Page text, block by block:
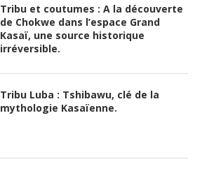
Tribu et coutumes : A la découverte
de Chokwe dans l’espace Grand
Kasaï, une source historique
irréversible.
Tribu Luba : Tshibawu, clé de la
mythologie Kasaïenne.